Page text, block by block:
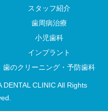
スタッフ紹介
歯周病治療
小児歯科
インプラント
歯のクリーニング・予防歯科
CLINIC All Rights